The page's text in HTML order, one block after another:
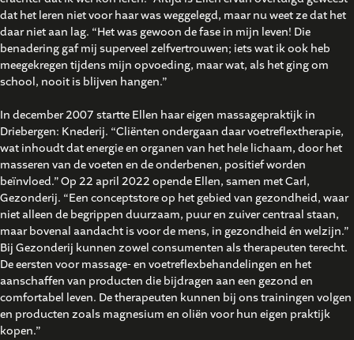
dat het leren niet voor haar was weggelegd, maar nu weet ze dat het
daar niet aan lag. “Het was gewoon de fase in mijn leven! Die
benadering gaf mij superveel zelfvertrouwen; iets wat ik ook heb
meegekregen tijdens mijn opvoeding, maar wat, als het ging om
school, nooit is blijven hangen.”
In december 2007 startte Ellen haar eigen massagepraktijk in
Driebergen: Knederij. “Cliënten ondergaan daar voetreflextherapie,
wat inhoudt dat energie en organen van het hele lichaam, door het
masseren van de voeten en de onderbenen, positief worden
beïnvloed.” Op 22 april 2022 opende Ellen, samen met Carl,
Gezonderij. “Een conceptstore op het gebied van gezondheid, waar
niet alleen de begrippen duurzaam, puur en zuiver centraal staan,
maar bovenal aandacht is voor de mens, in gezondheid én welzijn.”
Bij Gezonderij kunnen zowel consumenten als therapeuten terecht.
De eersten voor massage- en voetreflexbehandelingen en het
aanschaffen van producten die bijdragen aan een gezond en
comfortabel leven. De therapeuten kunnen bij ons trainingen volgen
en producten zoals magnesium en oliën voor hun eigen praktijk
kopen.”